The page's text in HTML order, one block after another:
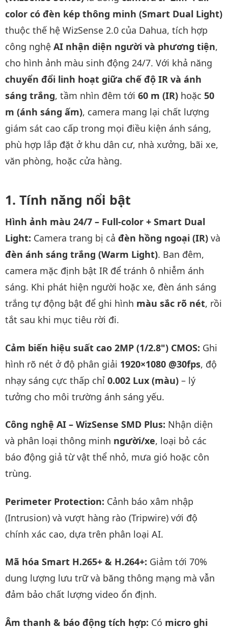
color có đèn kép thông minh (Smart Dual Light)
thuộc thế hệ WizSense 2.0 của Dahua, tích hợp
công nghệ AI nhận diện người và phương tiện,
cho hình ảnh màu sinh động 24/7. Với khả năng
chuyển đổi linh hoạt giữa chế độ IR và ánh
sáng trắng, tầm nhìn đêm tới 60 m (IR) hoặc 50
m (ánh sáng ấm), camera mang lại chất lượng
giám sát cao cấp trong mọi điều kiện ánh sáng,
phù hợp lắp đặt ở khu dân cư, nhà xưởng, bãi xe,
văn phòng, hoặc cửa hàng.
Tính năng nổi bật
Hình ảnh màu 24/7 – Full-color + Smart Dual
Light: Camera trang bị cả đèn hồng ngoại (IR) và
đèn ánh sáng trắng (Warm Light). Ban đêm,
camera mặc định bật IR để tránh ô nhiễm ánh
sáng. Khi phát hiện người hoặc xe, đèn ánh sáng
trắng tự động bật để ghi hình màu sắc rõ nét, rồi
tắt sau khi mục tiêu rời đi.
Cảm biến hiệu suất cao 2MP (1/2.8") CMOS: Ghi
hình rõ nét ở độ phân giải 1920×1080 @30fps, độ
nhạy sáng cực thấp chỉ 0.002 Lux (màu) – lý
tưởng cho môi trường ánh sáng yếu.
Công nghệ AI – WizSense SMD Plus: Nhận diện
và phân loại thông minh người/xe, loại bỏ các
báo động giả từ vật thể nhỏ, mưa gió hoặc côn
trùng.
Perimeter Protection: Cảnh báo xâm nhập
(Intrusion) và vượt hàng rào (Tripwire) với độ
chính xác cao, dựa trên phân loại AI.
Mã hóa Smart H.265+ & H.264+: Giảm tới 70%
dung lượng lưu trữ và băng thông mạng mà vẫn
đảm bảo chất lượng video ổn định.
Âm thanh & báo động tích hợp: Có micro ghi